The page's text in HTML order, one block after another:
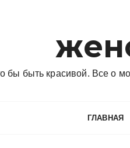
бы быть красивой. Все о
ГЛАВНАЯ